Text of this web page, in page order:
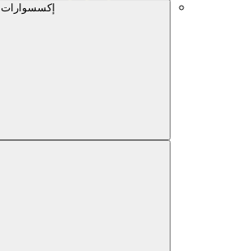
إكسسوارات